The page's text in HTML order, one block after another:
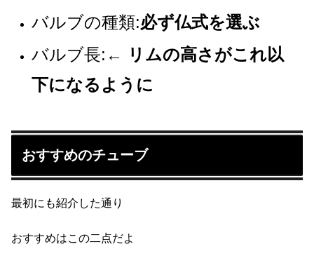
バルブの種類:必ず仏式を選ぶ
バルブ長: ← リムの高さがこれ以
下になるように
おすすめのチューブ
最初にも紹介した通り
おすすめはこの二点だよ